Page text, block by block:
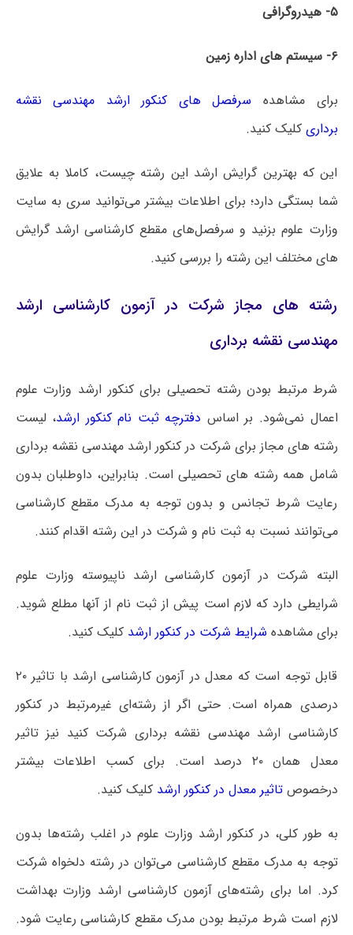
۵- هیدروگرافی
۶- سیستم های اداره زمین
برای مشاهده سرفصل های کنکور ارشد مهندسی نقشه‌
برداری کلیک کنید.
این که بهترین گرایش ارشد این رشته چیست، کاملا به علایق
شما بستگی دارد؛ برای اطلاعات بیشتر می‌توانید سری به سایت
وزارت علوم بزنید و سرفصل‌های مقطع کارشناسی ارشد گرایش
های مختلف این رشته را بررسی کنید.
رشته های مجاز شرکت در آزمون کارشناسی ارشد
مهندسی نقشه‌ برداری
شرط مرتبط بودن رشته تحصیلی برای کنکور ارشد وزارت علوم
اعمال نمی‌شود. بر اساس دفترچه ثبت نام کنکور ارشد، لیست
رشته های مجاز برای شرکت در کنکور ارشد مهندسی نقشه‌ برداری
شامل همه رشته های تحصیلی است‌. بنابراین، داوطلبان بدون
رعایت شرط تجانس و بدون توجه به مدرک مقطع کارشناسی
می‌توانند نسبت به ثبت نام و شرکت در این رشته اقدام کنند.
البته شرکت در آزمون کارشناسی ارشد ناپیوسته وزارت علوم
شرایطی دارد که لازم است پیش از ثبت نام از آنها مطلع شوید.
برای مشاهده شرایط شرکت در کنکور ارشد کلیک کنید.
قابل توجه است که معدل در آزمون کارشناسی ارشد با تاثیر ۲۰
درصدی همراه است. حتی اگر از رشته‌ای غیرمرتبط در کنکور
کارشناسی ارشد مهندسی نقشه‌ برداری شرکت کنید نیز تاثیر
معدل همان ۲۰ درصد است. برای کسب اطلاعات بیشتر
درخصوصتاثیر معدل در کنکور ارشد کلیک کنید.
به طور کلی، در کنکور ارشد وزارت علوم در اغلب رشته‌ها بدون
توجه به مدرک مقطع کارشناسی می‌توان در رشته دلخواه شرکت
کرد. اما برای رشته‌های آزمون کارشناسی ارشد وزارت بهداشت
لازم است شرط مرتبط بودن مدرک مقطع کارشناسی رعایت شود.